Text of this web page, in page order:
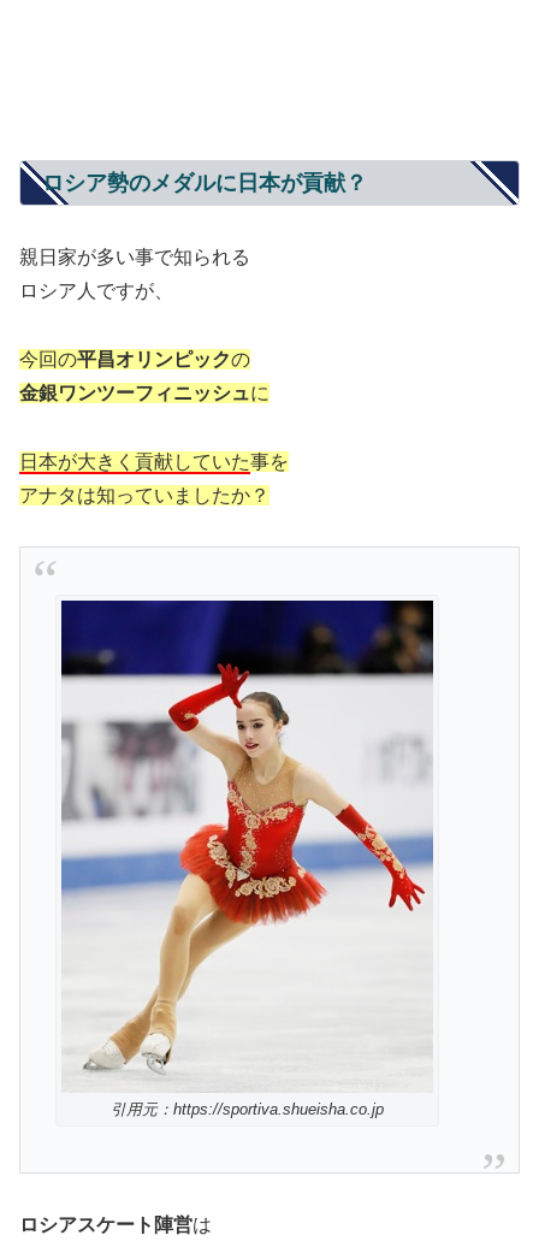
ロシア勢のメダルに日本が貢献？
親日家が多い事で知られる
ロシア人ですが、
今回の平昌オリンピックの
金銀ワンツーフィニッシュに
日本が大きく貢献していた事を
アナタは知っていましたか？
引用元：https://sportiva.shueisha.co.jp
ロシアスケート陣営は